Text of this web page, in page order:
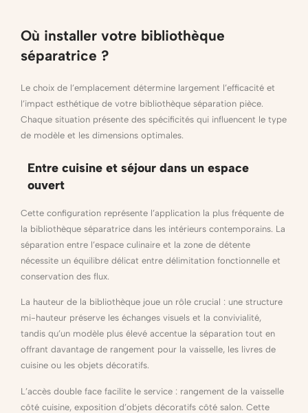
Où installer votre bibliothèque
séparatrice ?
Le choix de l’emplacement détermine largement l’efficacité et
l’impact esthétique de votre bibliothèque séparation pièce.
Chaque situation présente des spécificités qui influencent le type
de modèle et les dimensions optimales.
Entre cuisine et séjour dans un espace
ouvert
Cette configuration représente l’application la plus fréquente de
la bibliothèque séparatrice dans les intérieurs contemporains. La
séparation entre l’espace culinaire et la zone de détente
nécessite un équilibre délicat entre délimitation fonctionnelle et
conservation des flux.
La hauteur de la bibliothèque joue un rôle crucial : une structure
mi-hauteur préserve les échanges visuels et la convivialité,
tandis qu’un modèle plus élevé accentue la séparation tout en
offrant davantage de rangement pour la vaisselle, les livres de
cuisine ou les objets décoratifs.
L’accès double face facilite le service : rangement de la vaisselle
côté cuisine, exposition d’objets décoratifs côté salon. Cette